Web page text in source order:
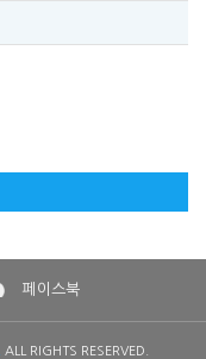
페이스북
ALL RIGHTS RESERVED.